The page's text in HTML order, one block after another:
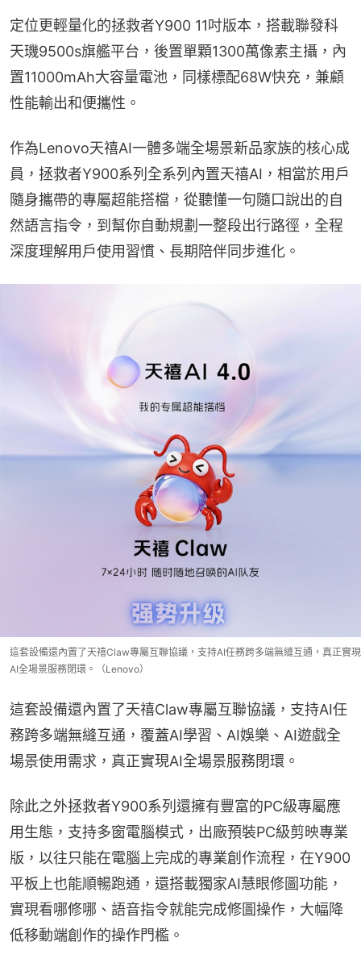
定位更輕量化的拯救者Y900 11吋版本，搭載聯發科
天璣9500s旗艦平台，後置單顆1300萬像素主攝，內
置11000mAh大容量電池，同樣標配68W快充，兼顧
性能輸出和便攜性。
作為Lenovo天禧AI一體多端全場景新品家族的核心成
員，拯救者Y900系列全系列內置天禧AI，相當於用戶
隨身攜帶的專屬超能搭檔，從聽懂一句隨口說出的自
然語言指令，到幫你自動規劃一整段出行路徑，全程
深度理解用戶使用習慣、長期陪伴同步進化。
這套設備還內置了天禧Claw專屬互聯協議，支持AI任務跨多端無縫互通，真正實現
AI全場景服務閉環。（Lenovo）
這套設備還內置了天禧Claw專屬互聯協議，支持AI任
務跨多端無縫互通，覆蓋AI學習、AI娛樂、AI遊戲全
場景使用需求，真正實現AI全場景服務閉環。
除此之外拯救者Y900系列還擁有豐富的PC級專屬應
用生態，支持多窗電腦模式，出廠預裝PC級剪映專業
版，以往只能在電腦上完成的專業創作流程，在Y900
平板上也能順暢跑通，還搭載獨家AI慧眼修圖功能，
實現看哪修哪、語音指令就能完成修圖操作，大幅降
低移動端創作的操作門檻。